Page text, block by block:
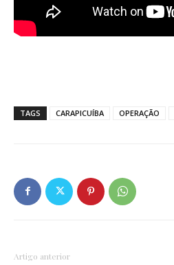
TAGS CARAPICUÍBA OPERAÇÃO
Artigo anterior